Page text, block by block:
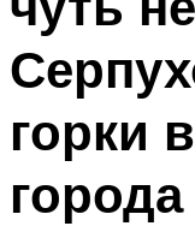
горки
города